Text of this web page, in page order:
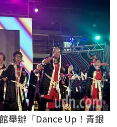
舉辦「Dance Up！青銀